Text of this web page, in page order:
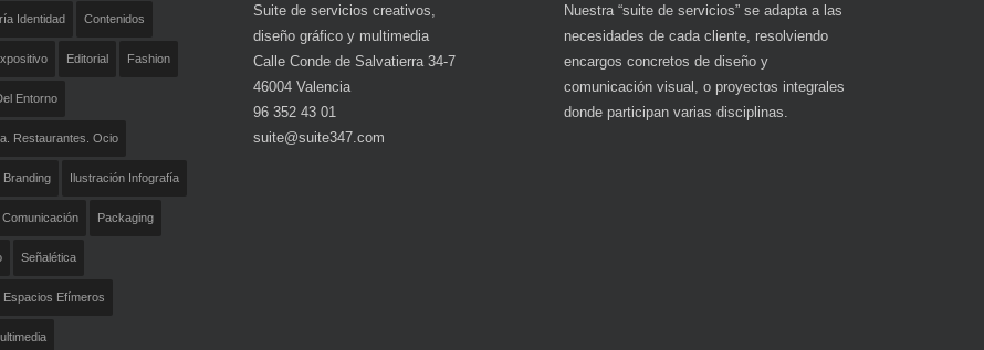
Identidad Contenidos
Editorial Fashion
Entorno
Restaurantes. Ocio
Branding Ilustración Infografía
Packaging
Señalética
Espacios Efímeros
Suite de servicios creativos,
diseño gráfico y multimedia
Calle Conde de Salvatierra 34-7
46004 Valencia
96 352 43 01
suite@suite347.com
Nuestra “suite de servicios” se adapta a las
necesidades de cada cliente, resolviendo
encargos concretos de diseño y
comunicación visual, o proyectos integrales
donde participan varias disciplinas.